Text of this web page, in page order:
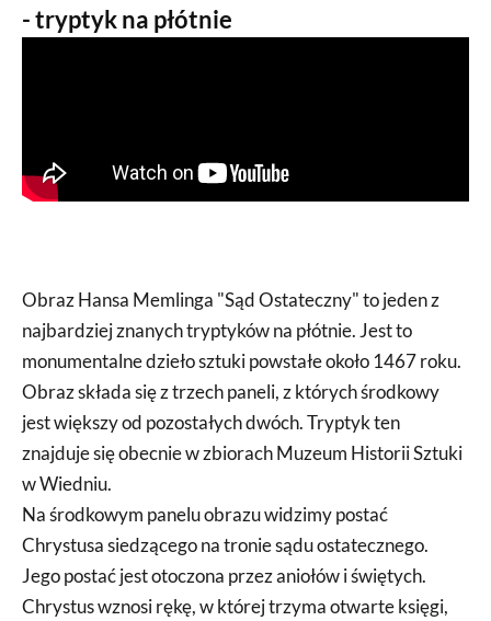
- tryptyk na płótnie
Obraz Hansa Memlinga "Sąd Ostateczny" to jeden z
najbardziej znanych tryptyków na płótnie. Jest to
monumentalne dzieło sztuki powstałe około 1467 roku.
Obraz składa się z trzech paneli, z których środkowy
jest większy od pozostałych dwóch. Tryptyk ten
znajduje się obecnie w zbiorach Muzeum Historii Sztuki
w Wiedniu.
Na środkowym panelu obrazu widzimy postać
Chrystusa siedzącego na tronie sądu ostatecznego.
Jego postać jest otoczona przez aniołów i świętych.
Chrystus wznosi rękę, w której trzyma otwarte księgi,